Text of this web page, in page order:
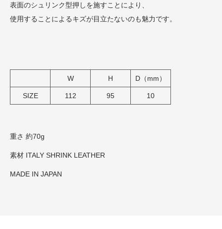
表面のシュリンク型押しを施すことにより、
使用することによるキズが目立たないのも魅力です。
W H D（mm）
SIZE 112 95 10
重さ 約70g
素材 ITALY SHRINK LEATHER
MADE IN JAPAN